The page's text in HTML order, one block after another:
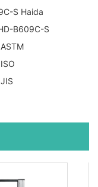
S Haida
B609C-S